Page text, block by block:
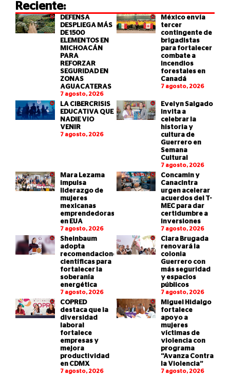
Reciente:
DEFENSA
DESPLIEGA MÁS
DE 1500
ELEMENTOS EN
MICHOACÁN
PARA
REFORZAR
SEGURIDAD EN
ZONAS
AGUACATERAS
7 agosto, 2026
México envía
tercer
contingente de
brigadistas
para fortalecer
combate a
incendios
forestales en
Canadá
7 agosto, 2026
LA CIBERCRISIS
EDUCATIVA QUE
NADIE VIO
VENIR
7 agosto, 2026
Evelyn Salgado
invita a
celebrar la
historia y
cultura de
Guerrero en
Semana
Cultural
7 agosto, 2026
Mara Lezama
impulsa
liderazgo de
mujeres
mexicanas
emprendedoras
en EUA
7 agosto, 2026
Concamin y
Canacintra
urgen acelerar
acuerdos del T-
MEC para dar
certidumbre a
inversiones
7 agosto, 2026
Sheinbaum
adopta
recomendaciones
científicas para
fortalecer la
soberanía
energética
7 agosto, 2026
Clara Brugada
renovará la
colonia
Guerrero con
más seguridad
y espacios
públicos
7 agosto, 2026
COPRED
destaca que la
diversidad
laboral
fortalece
empresas y
mejora
productividad
en CDMX
7 agosto, 2026
Miguel Hidalgo
fortalece
apoyo a
mujeres
víctimas de
violencia con
programa
“Avanza Contra
la Violencia”
7 agosto, 2026